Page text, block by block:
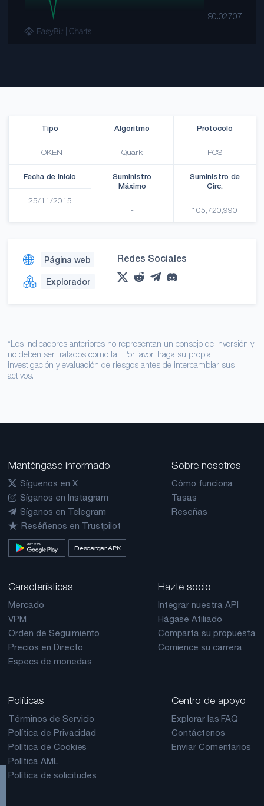
Tipo
TOKEN
Algoritmo
Quark
Protocolo
POS
Fecha de Inicio
25/11/2015
Suministro
Máximo
-
Suministro de
Circ.
105,720,990
Página web
Explorador
Redes Sociales
*Los indicadores anteriores no representan un consejo de inversión y
no deben ser tratados como tal. Por favor, haga su propia
investigación y evaluación de riesgos antes de intercambiar sus
activos.
Manténgase informado
Síguenos en X
Síganos en Instagram
Síganos en Telegram
Reséñenos en Trustpilot
Descargar APK
Sobre nosotros
Cómo funciona
Tasas
Reseñas
Características
Mercado
VPM
Orden de Seguimiento
Precios en Directo
Especs de monedas
Hazte socio
Integrar nuestra API
Hágase Afiliado
Comparta su propuesta
Comience su carrera
Políticas
Términos de Servicio
Política de Privacidad
Política de Cookies
Política AML
Política de solicitudes
Centro de apoyo
Explorar las FAQ
Contáctenos
Enviar Comentarios